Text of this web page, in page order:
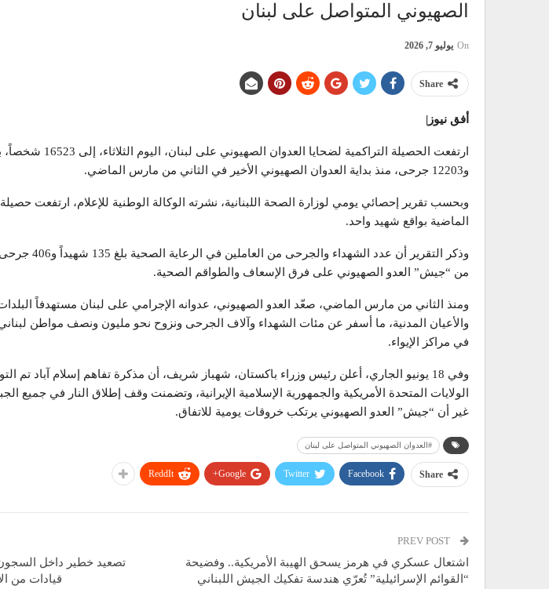
الصهيوني المتواصل على لبنان
On يوليو 7, 2026
Share
أفق نيوز|
و12203 جرحى، منذ بداية العدوان الصهيوني الأخير في الثاني من مارس الماضي.
الماضية بواقع شهيد واحد.
من “جيش” العدو الصهيوني على فرق الإسعاف والطواقم الصحية.
ومنذ الثاني من مارس الماضي، صعّد العدو الصهيوني، عدوانه الإجرامي على لبنان مستهدفاً البلدات
والأعيان المدنية، ما أسفر عن مئات الشهداء وآلاف الجرحى ونزوح نحو مليون ونصف مواطن
في مراكز الإيواء.
وفي 18 يونيو الجاري، أعلن رئيس وزراء باكستان، شهباز شريف، أن مذكرة تفاهم إسلام آباد تم
الولايات المتحدة الأمريكية والجمهورية الإسلامية الإيرانية، وتضمنت وقف إطلاق النار في جميع
غير أن “جيش” العدو الصهيوني يرتكب خروقات يومية للاتفاق.
#العدوان الصهيوني المتواصل على لبنان
Share
Facebook
Twitter
Google+
ReddIt
اشتعال عسكري في هرمز يسحق الهيبة الأمريكية.. وفضيحة
“القوائم الإسرائيلية” تُعرّي هندسة تفكيك الجيش اللبناني
قيادات من